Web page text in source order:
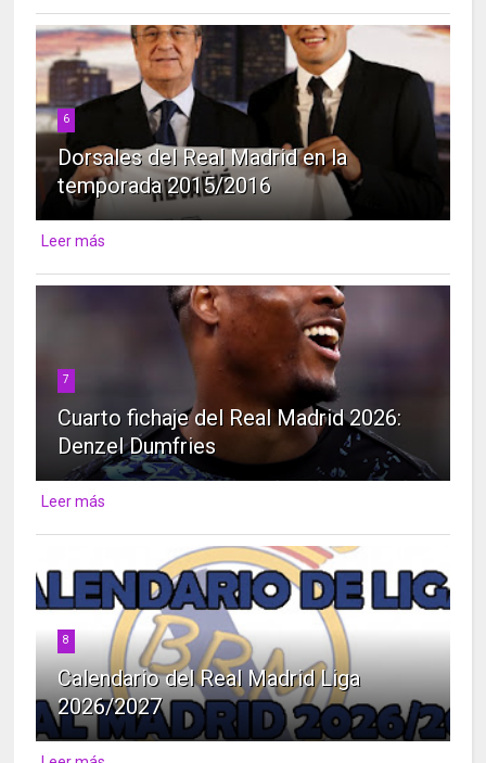
6
Dorsales del Real Madrid en la
temporada 2015/2016
Leer más
7
Cuarto fichaje del Real Madrid 2026:
Denzel Dumfries
Leer más
8
Calendario del Real Madrid Liga
2026/2027